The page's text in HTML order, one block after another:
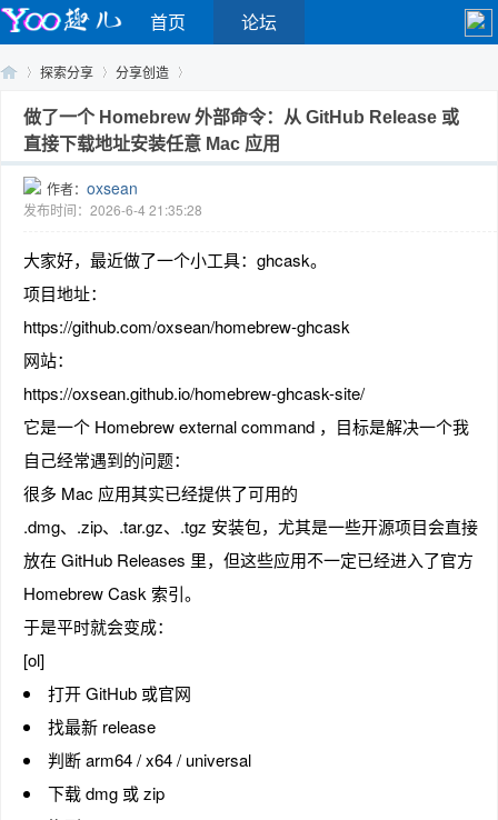
首页 论坛
Yo›
探索分享
›
分享创造
›
做了一个 Homebrew 外部命令：从 GitHub Release 或
直接下载地址安装任意 Mac 应用
作者： oxsean
发布时间：2026-6-4 21:35:28
大家好，最近做了一个小工具：ghcask。
项目地址：
https://github.com/oxsean/homebrew-ghcask
网站：
https://oxsean.github.io/homebrew-ghcask-site/
它是一个 Homebrew external command ，目标是解决一个我
自己经常遇到的问题：
很多 Mac 应用其实已经提供了可用的
.dmg、.zip、.tar.gz、.tgz 安装包，尤其是一些开源项目会直接
放在 GitHub Releases 里，但这些应用不一定已经进入了官方
Homebrew Cask 索引。
于是平时就会变成：
[ol]
打开 GitHub 或官网
找最新 release
判断 arm64 / x64 / universal
下载 dmg 或 zip